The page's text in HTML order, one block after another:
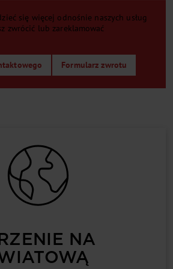
się więcej odnośnie naszych usług
zwrócić lub zareklamować
Formularz zwrotu
NA